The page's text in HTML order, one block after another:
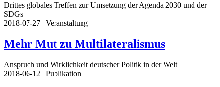
Drittes globales Treffen zur Umsetzung der Agenda 2030 und der
SDGs
2018-07-27 | Veranstaltung
Mehr Mut zu Multilateralismus
Anspruch und Wirklichkeit deutscher Politik in der Welt
2018-06-12 | Publikation